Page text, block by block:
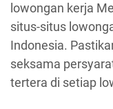
lowongan kerja
situs-situs
Indonesia.
seksama
tertera di setiap